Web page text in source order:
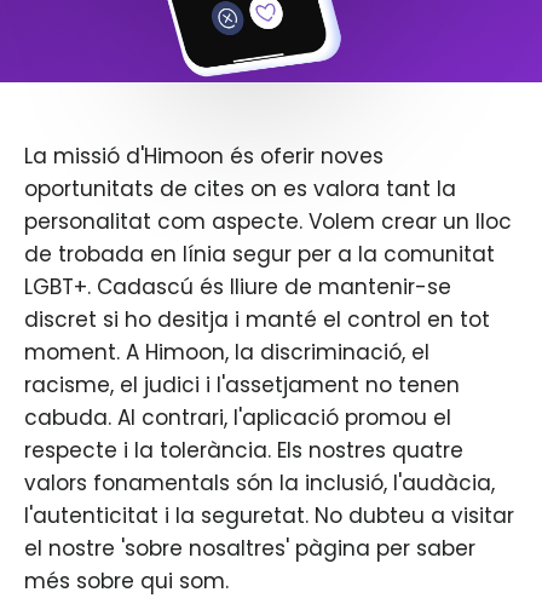
La missió d'Himoon és oferir noves
oportunitats de cites on es valora tant la
personalitat com aspecte. Volem crear un lloc
de trobada en línia segur per a la comunitat
LGBT+. Cadascú és lliure de mantenir-se
discret si ho desitja i manté el control en tot
moment. A Himoon, la discriminació, el
racisme, el judici i l'assetjament no tenen
cabuda. Al contrari, l'aplicació promou el
respecte i la tolerància. Els nostres quatre
valors fonamentals són la inclusió, l'audàcia,
l'autenticitat i la seguretat. No dubteu a visitar
el nostre 'sobre nosaltres' pàgina per saber
més sobre qui som.